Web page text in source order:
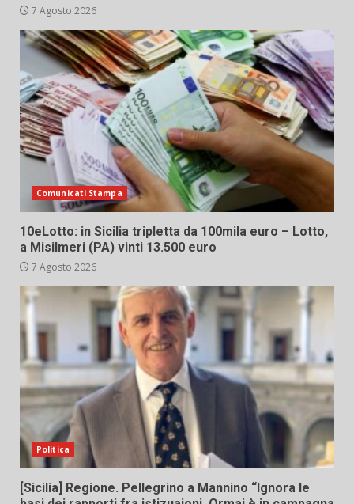
7 Agosto 2026
Comunicati Stampa
10eLotto: in Sicilia tripletta da 100mila euro – Lotto,
a Misilmeri (PA) vinti 13.500 euro
7 Agosto 2026
Politica
[Sicilia] Regione. Pellegrino a Mannino “Ignora le